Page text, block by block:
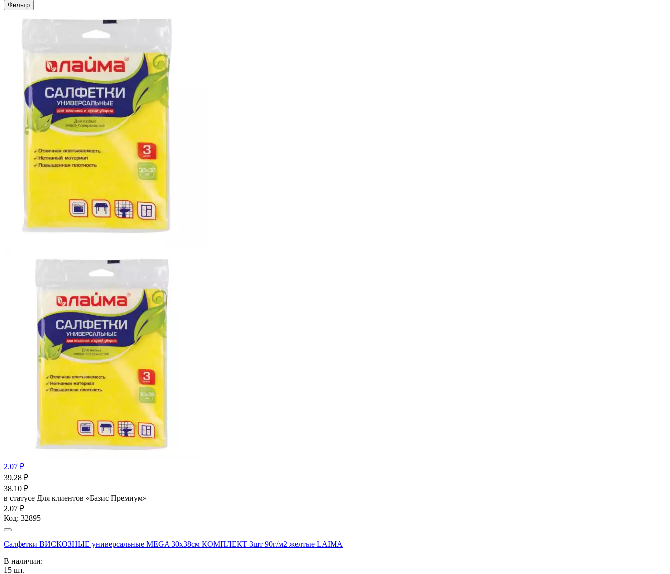
Фильтр
2.07 ₽
39.28 ₽
38.10 ₽
в статусе Для клиентов «Базис Премиум»
2.07 ₽
Код: 32895
Салфетки ВИСКОЗНЫЕ универсальные MEGA 30х38см КОМПЛЕКТ 3шт 90г/м2 желтые LAIMA
В наличии:
15 шт.